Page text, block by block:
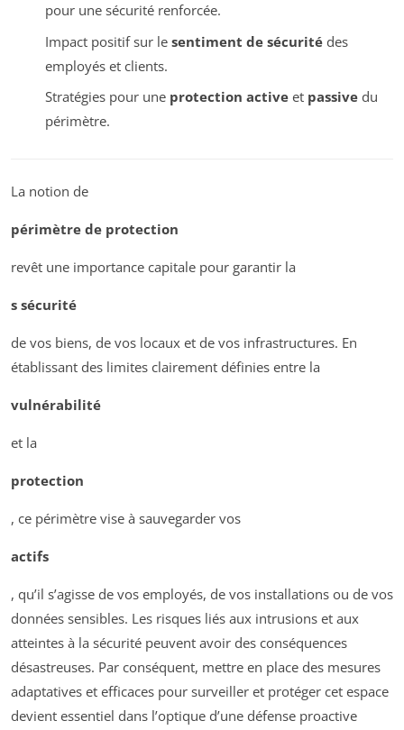
pour une sécurité renforcée.
Impact positif sur le sentiment de sécuritédes
employés et clients.
Stratégies pour une protection activeet passivedu
périmètre.
La notion de
périmètre de protection
revêt une importance capitale pour garantir la
s sécurité
de vos biens, de vos locaux et de vos infrastructures. En
établissant des limites clairement définies entre la
vulnérabilité
et la
protection
, ce périmètre vise à sauvegarder vos
actifs
, qu’il s’agisse de vos employés, de vos installations ou de vos
données sensibles. Les risques liés aux intrusions et aux
atteintes à la sécurité peuvent avoir des conséquences
désastreuses. Par conséquent, mettre en place des mesures
adaptatives et efficaces pour surveiller et protéger cet espace
devient essentiel dans l’optique d’une défense proactive